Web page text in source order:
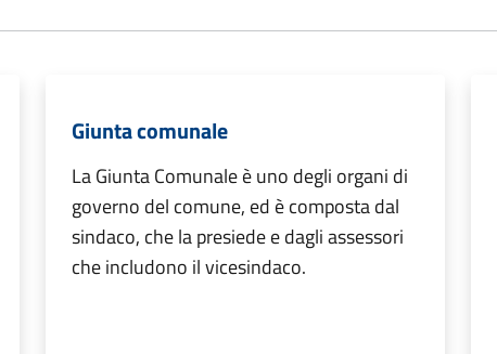
Giunta comunale
La Giunta Comunale è uno degli organi di
governo del comune, ed è composta dal
sindaco, che la presiede e dagli assessori
che includono il vicesindaco.